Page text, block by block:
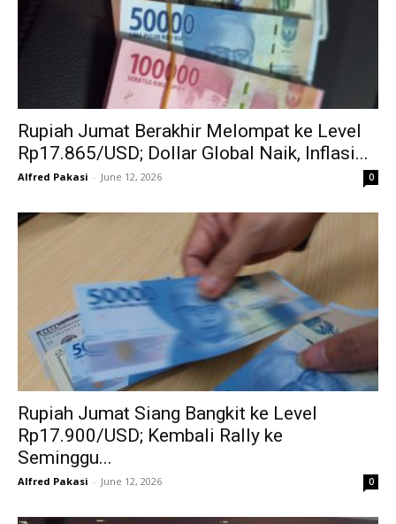
Rupiah Jumat Berakhir Melompat ke Level
Rp17.865/USD; Dollar Global Naik, Inflasi...
Alfred Pakasi - June 12, 2026 0
Rupiah Jumat Siang Bangkit ke Level
Rp17.900/USD; Kembali Rally ke
Seminggu...
Alfred Pakasi - June 12, 2026 0